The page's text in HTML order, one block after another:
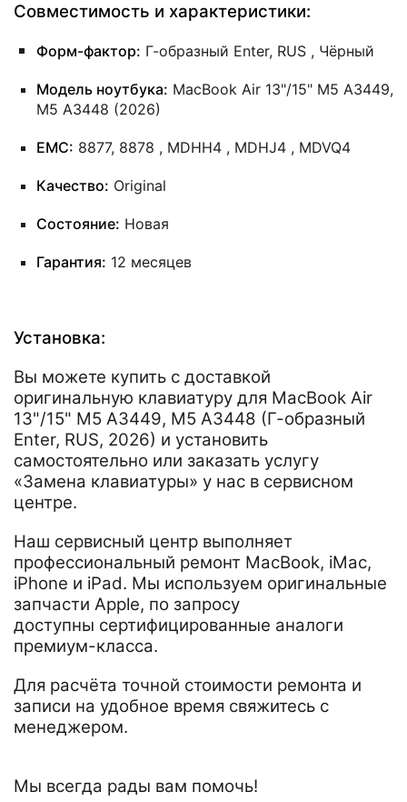
Совместимость и характеристики:
Форм-фактор: Г-образный Enter, RUS , Чёрный
Модель ноутбука: MacBook Air 13"/15" M5 A3449,
M5 A3448 (2026)
EMC: 8877, 8878 , MDHH4 , MDHJ4 , MDVQ4
Качество: Original
Состояние: Новая
Гарантия: 12 месяцев
Установка:
Вы можете купить с доставкой
оригинальную клавиатуру для MacBook Air
13"/15" M5 A3449, M5 A3448 (Г-образный
Enter, RUS, 2026) и установить
самостоятельно или заказать услугу
«Замена клавиатуры» у нас в сервисном
центре.
Наш сервисный центр выполняет
профессиональный ремонт MacBook, iMac,
iPhone и iPad. Мы используем оригинальные
запчасти Apple, по запросу
доступны сертифицированные аналоги
премиум-класса.
Для расчёта точной стоимости ремонта и
записи на удобное время свяжитесь с
менеджером.
Мы всегда рады вам помочь!